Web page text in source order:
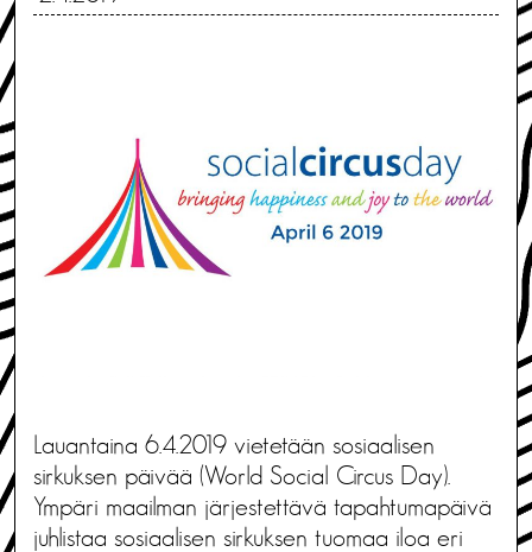
Lauantaina 6.4.2019 vietetään sosiaalisen
sirkuksen päivää (World Social Circus Day).
Ympäri maailman järjestettävä tapahtumapäivä
juhlistaa sosiaalisen sirkuksen tuomaa iloa eri